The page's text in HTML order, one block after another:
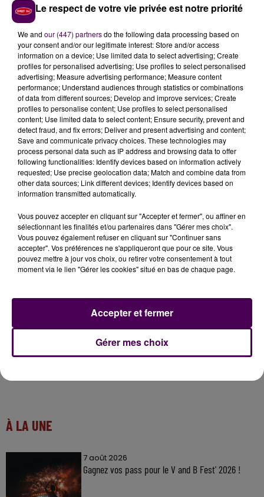
Van Hoorne. Repris notamment par Didier Cousin,
adjoint, qui a évoqué les risques d’interférences :
éoliennes, pour regarder la télé, c’est embêtant
parce que parfois on voit les pales passer".
PROJET PAR PROJET
Elu de l’opposition, Serge Delavallée a mis en avant la
difficulté de se prononcer de manière aussi théorique :
"Je ne suis pas spécialement favorable à l’éolien,
mais peut-être que certains dossiers mériteraient
d’être regardés quand-même. La communauté de
communes nous demande un avis pour ou contre,
ce qui est simpliste. Etant donné qu’on aura
l’obligation dans quelques années d’avoir augmenté
notre part d’énergie renouvelable, il va bien falloir
qu’on réfléchisse et qu’on en installe quelque part,
des éoliennes !". D’où la physionomie du vote :seize
voix contre les éoliennes dans la communauté de
communes, sept voix"pour une étude projet par
À LA UNE
7 août 2026
Gagnez vos pass pour le V and B Fest' 2026 !
Le respect de votre vie privée est notre priorité
We and our (447) partnersdo the following data processing based on
your consent and/or our legitimate interest: Store and/or access
information on a device; Use limited data to select advertising; Create
profiles for personalised advertising; Use profiles to select personalised
advertising; Measure advertising performance; Measure content
performance; Understand audiences through statistics or combinations
of data from different sources; Develop and improve services; Create
profiles to personalise content; Use profiles to select personalised
content; Use limited data to select content; Ensure security, prevent and
detect fraud, and fix errors; Deliver and present advertising and content;
Save and communicate privacy choices. These technologies may
process personal data such as IP address and browsing data to offer
following functionalities: Identify devices based on information actively
requested; Use precise geolocation data; Match and combine data from
other data sources; Link different devices; Identify devices based on
information transmitted automatically.
Vous pouvez accepter en cliquant sur "Accepter et fermer", ou affiner en
sélectionnant les finalités et/ou partenaires dans "Gérer mes choix".
Vous pouvez également refuser en cliquant sur "Continuer sans
accepter". Vos préférences ne s'appliqueront que pour ce site. Vous
pouvez mettre à jour vos choix, ou retirer votre consentement à tout
moment via le lien "Gérer les cookies" situé en bas de chaque page.
Gérer mes choix
Accepter et fermer